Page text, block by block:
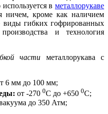
в металлорукаве
ничем, кроме как наличием
гибких гофрированных
и технология
части металлорукава с
6 мм до 100 мм;
от -270 0С до +650 0С;
до 350 Атм;